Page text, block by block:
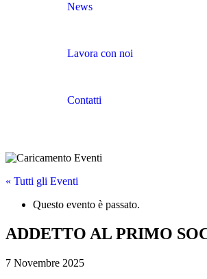
News
Lavora con noi
Contatti
« Tutti gli Eventi
Questo evento è passato.
ADDETTO AL PRIMO
7 Novembre 2025